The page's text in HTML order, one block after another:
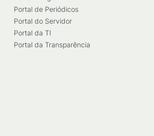
Portal de Periódicos
Portal do Servidor
Portal da TI
Portal da Transparência